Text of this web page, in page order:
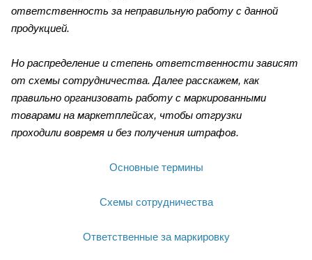
ответственность за неправильную работу с данной
продукцией.
Но распределение и степень ответственности зависят
от схемы сотрудничества. Далее расскажем, как
правильно организовать работу с маркированными
товарами на маркетплейсах, чтобы отгрузки
проходили вовремя и без получения штрафов.
Основные термины
Схемы сотрудничества
Ответственные за маркировку